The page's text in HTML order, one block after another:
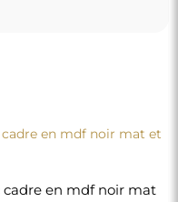
en mdf noir mat